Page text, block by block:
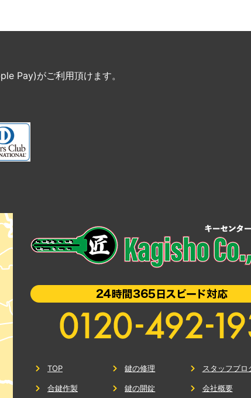
Pay)がご利用頂けます。
TOP
合鍵作製
鍵の修理
鍵の開錠
スタッフブロ
会社概要